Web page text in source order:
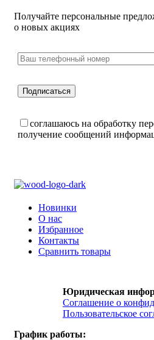
Получайте персональные
о новых акциях
соглашаюсь на обработку
получение сообщений
Новинки
О нас
Избранное
Контакты
Сравнить товары
Юридическая
Соглашение о
Пользовательское
График работы: